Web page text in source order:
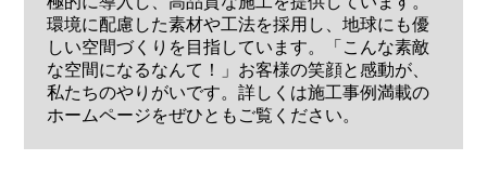
環境に配慮した素材や工法を採用し、地球にも優
しい空間づくりを目指しています。「こんな素敵
な空間になるなんて！」お客様の笑顔と感動が、
私たちのやりがいです。詳しくは施工事例満載の
ホームページをぜひともご覧ください。